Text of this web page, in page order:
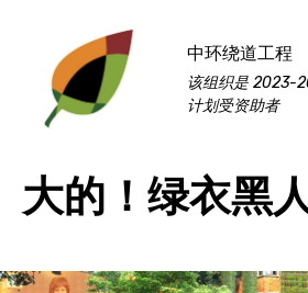
中环绕道工程
该组织是 2023-
计划受资助者
大的！绿衣黑